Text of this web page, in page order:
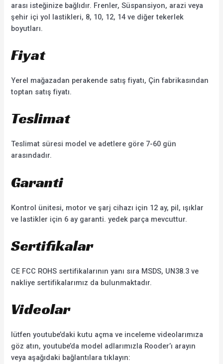
arası isteğinize bağlıdır. Frenler, Süspansiyon, arazi veya
şehir içi yol lastikleri, 8, 10, 12, 14 ve diğer tekerlek
boyutları.
Fiyat
Yerel mağazadan perakende satış fiyatı, Çin fabrikasından
toptan satış fiyatı.
Teslimat
Teslimat süresi model ve adetlere göre 7-60 gün
arasındadır.
Garanti
Kontrol ünitesi, motor ve şarj cihazı için 12 ay, pil, ışıklar
ve lastikler için 6 ay garanti. yedek parça mevcuttur.
Sertifikalar
CE FCC ROHS sertifikalarının yanı sıra MSDS, UN38.3 ve
nakliye sertifikalarımız da bulunmaktadır.
Videolar
lütfen youtube’daki kutu açma ve inceleme videolarımıza
göz atın, youtube’da model adlarımızla Rooder’ı arayın
veya aşağıdaki bağlantılara tıklayın: